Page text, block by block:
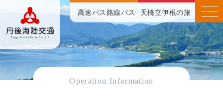
高速バス 路線バス 天橋立伊根の旅
Operation Information